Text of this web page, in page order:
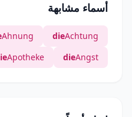
أسماء مشابهة
dieAchtung
Ahnung
dieAngst
Apotheke